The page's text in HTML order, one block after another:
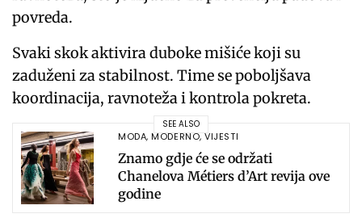
povreda.
Svaki skok aktivira duboke mišiće koji su
zaduženi za stabilnost. Time se poboljšava
koordinacija, ravnoteža i kontrola pokreta.
SEE ALSO
MODA,MODERNO,VIJESTI
Znamo gdje će se održati
Chanelova Métiers d’Art revija ove
godine